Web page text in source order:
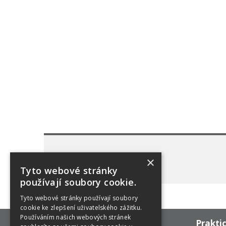
×
Tyto webové stránky
používají soubory cookie.
Tyto webové stránky používají soubory
cookie ke zlepšení uživatelského zážitku.
Používáním našich webových stránek